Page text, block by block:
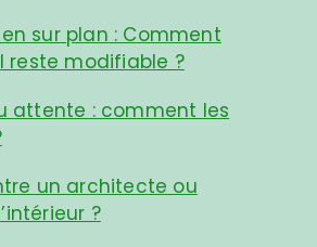
sur plan : Comment
reste modifiable ?
attente : comment les
un architecte ou
?